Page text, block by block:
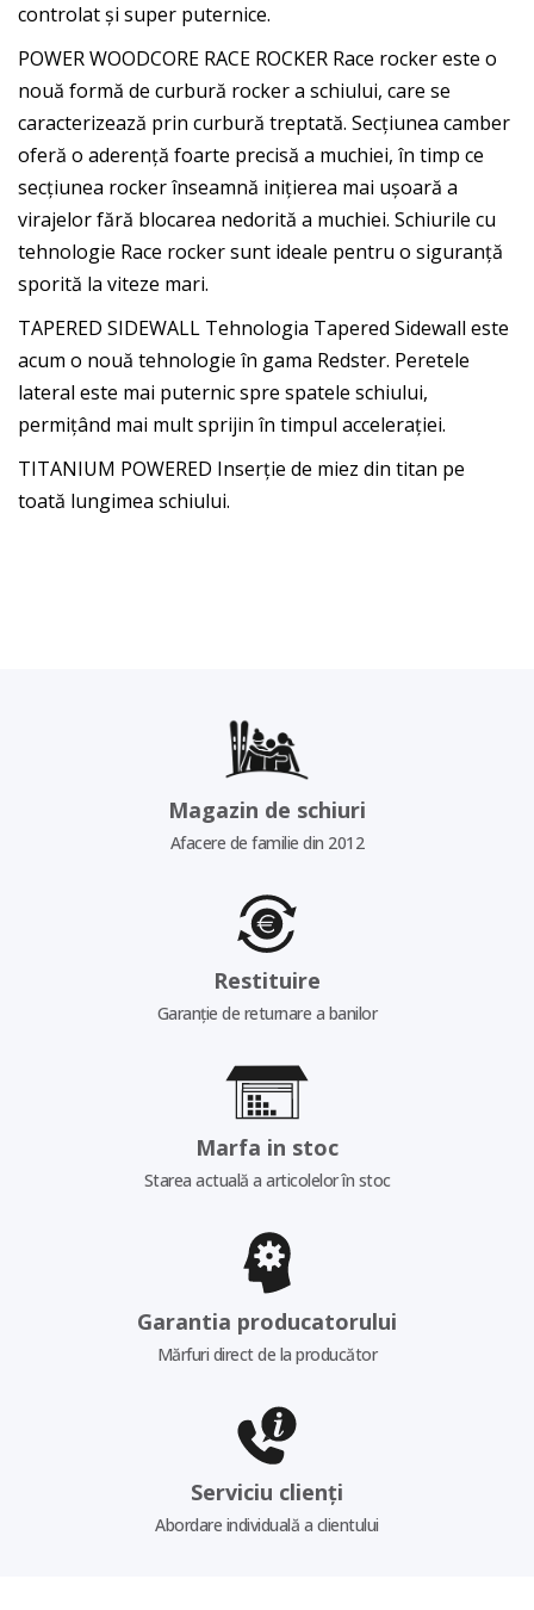
controlat și super puternice.
POWER WOODCORE RACE ROCKER Race rocker este o
nouă formă de curbură rocker a schiului, care se
caracterizează prin curbură treptată. Secțiunea camber
oferă o aderență foarte precisă a muchiei, în timp ce
secțiunea rocker înseamnă inițierea mai ușoară a
virajelor fără blocarea nedorită a muchiei. Schiurile cu
tehnologie Race rocker sunt ideale pentru o siguranță
sporită la viteze mari.
TAPERED SIDEWALL Tehnologia Tapered Sidewall este
acum o nouă tehnologie în gama Redster. Peretele
lateral este mai puternic spre spatele schiului,
permițând mai mult sprijin în timpul accelerației.
TITANIUM POWERED Inserție de miez din titan pe
toată lungimea schiului.
Magazin de schiuri
Afacere de familie din 2012
Restituire
Garanție de returnare a banilor
Marfa in stoc
Starea actuală a articolelor în stoc
Garantia producatorului
Mărfuri direct de la producător
Serviciu clienți
Abordare individuală a clientului